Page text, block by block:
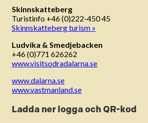
Skinnskatteberg
Turistinfo +46 (0)222-450 45
Skinnskatteberg turism »
Ludvika & Smedjebacken
+46 (0)771 626262
www.visitsodradalarna.se
www.dalarna.se
www.vastmanland.se
Ladda ner logga och QR-kod